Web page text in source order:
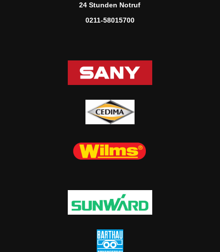
24 Stunden Notruf
0211-58015700